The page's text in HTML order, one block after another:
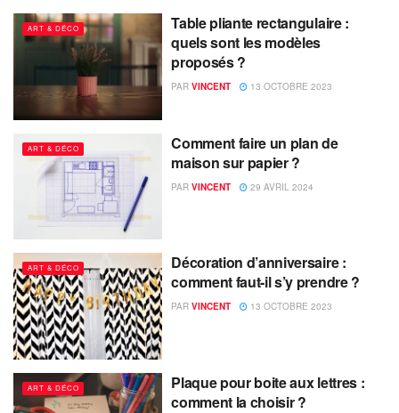
ART & DÉCO
Table pliante rectangulaire :
quels sont les modèles
proposés ?
PAR VINCENT 13 OCTOBRE 2023
ART & DÉCO
Comment faire un plan de
maison sur papier ?
PAR VINCENT 29 AVRIL 2024
ART & DÉCO
Décoration d’anniversaire :
comment faut-il s’y prendre ?
PAR VINCENT 13 OCTOBRE 2023
ART & DÉCO
Plaque pour boite aux lettres :
comment la choisir ?